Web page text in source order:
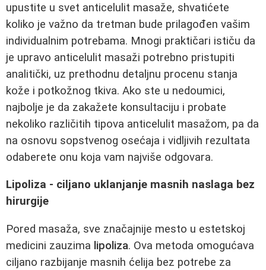
upustite u svet anticelulit masaže, shvatićete
koliko je važno da tretman bude prilagođen vašim
individualnim potrebama. Mnogi praktičari ističu da
je upravo anticelulit masaži potrebno pristupiti
analitički, uz prethodnu detaljnu procenu stanja
kože i potkožnog tkiva. Ako ste u nedoumici,
najbolje je da zakažete konsultaciju i probate
nekoliko različitih tipova anticelulit masažom, pa da
na osnovu sopstvenog osećaja i vidljivih rezultata
odaberete onu koja vam najviše odgovara.
Lipoliza - ciljano uklanjanje masnih naslaga bez
hirurgije
Pored masaža, sve značajnije mesto u estetskoj
medicini zauzima lipoliza. Ova metoda omogućava
ciljano razbijanje masnih ćelija bez potrebe za